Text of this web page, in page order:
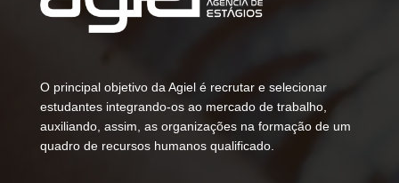
O principal objetivo da Agiel é recrutar e selecionar
estudantes integrando-os ao mercado de trabalho,
auxiliando, assim, as organizações na formação de um
quadro de recursos humanos qualificado.